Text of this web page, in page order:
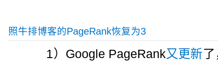
照牛排博客的PageRank恢复为3
1）Google PageRank又更新